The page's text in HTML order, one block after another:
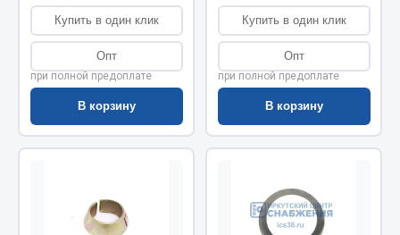
Прокладки
Рукава высокого давления
Показать ещё
Весь раздел
Автолампы
Купить в один клик
Опт
при полной предоплате
В корзину
Купить в один клик
Опт
при полной предоплате
В корзину